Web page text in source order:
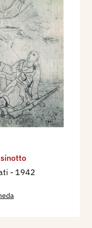
Sindacale
Tre Venezie. p.
Illustrato degli
a cura di
Treviso,
Venezia,
- 1942